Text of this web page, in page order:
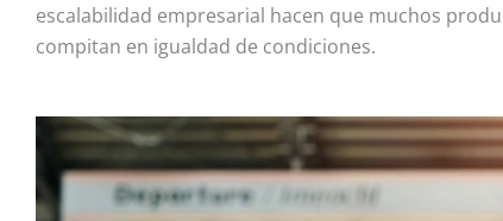
escalabilidad empresarial hacen que muchos
compitan en igualdad de condiciones.